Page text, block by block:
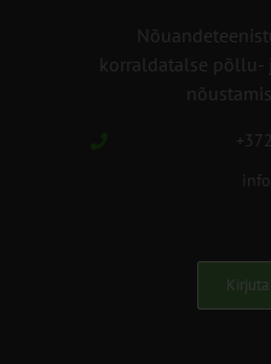
korraldatalse põllu-